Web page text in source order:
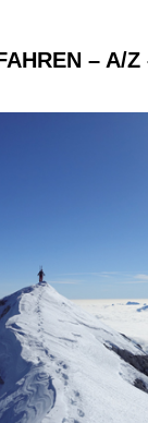
– A/